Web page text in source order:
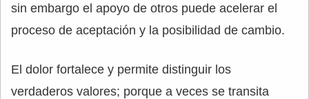
sin embargo el apoyo de otros puede acelerar el
proceso de aceptación y la posibilidad de cambio.
El dolor fortalece y permite distinguir los
verdaderos valores; porque a veces se transita